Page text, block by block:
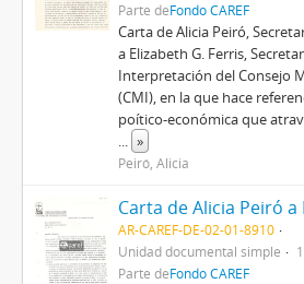
Parte deFondo CAREF
Carta de Alicia Peiró,
a Elizabeth G. Ferris,
Interpretación del Consejo
(CMI), en la que hace
poítico-económica que
... »
Peiró, Alicia
AR-CAREF-DE-02-01-8910
Unidad documental simple
Parte deFondo CAREF